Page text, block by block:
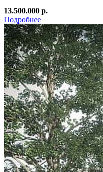
13.500.000 р.
Подробнее